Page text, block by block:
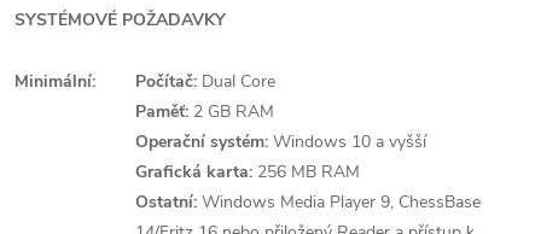
SYSTÉMOVÉ POŽADAVKY
Minimální: Počítač: Dual Core
Paměť: 2 GB RAM
Operační systém: Windows 10 a vyšší
Grafická karta: 256 MB RAM
Ostatní: Windows Media Player 9, ChessBase